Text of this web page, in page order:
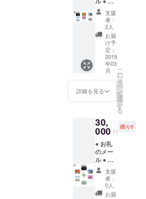
イビス
カスの
写真集
（24
ペー
ジ）
● ハイ
ビスカ
スの写
真集
（32
ペー
ジ） ●
okコン
サル
（通話
で約1時
間）
●
YUNTA
WAY特
別カレ
ンダー
支援
者：
2人
お届
け予
定：
2019
年03
月
詳細を見る
こ
の
リ
タ
ー
ン
を
選
択
す
る
30,
000 円
残り5
● お礼
のメー
ル ● ハ
イビス
カスの
写真集
（24
支援
者：
0人
お届